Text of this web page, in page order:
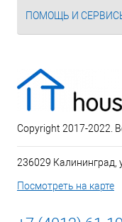
ПОМОЩЬ И
Copyright 2017-2022.
236029 Калининград,
Посмотреть на карте